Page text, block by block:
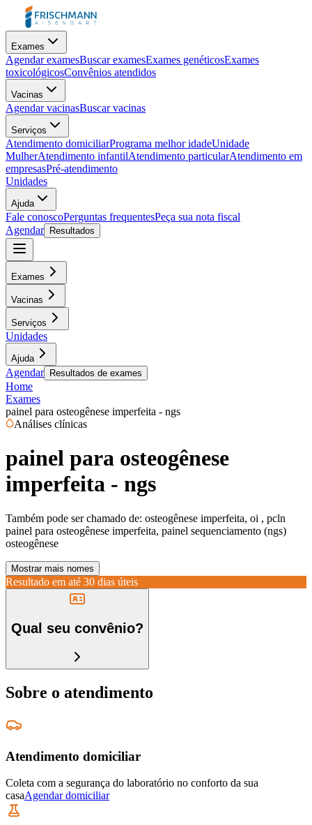
Exames
Agendar examesBuscar examesExames genéticosExames
toxicológicosConvênios atendidos
Vacinas
Agendar vacinasBuscar vacinas
Serviços
Atendimento domiciliarPrograma melhor idadeUnidade
MulherAtendimento infantilAtendimento particularAtendimento em
empresasPré-atendimento
Unidades
Ajuda
Fale conoscoPerguntas frequentesPeça sua nota fiscal
Agendar
Resultados
Exames
Vacinas
Serviços
Unidades
Ajuda
Agendar Resultados de exames
Home
Exames
painel para osteogênese imperfeita - ngs
Análises clínicas
painel para osteogênese
imperfeita - ngs
Também pode ser chamado de: osteogênese imperfeita, oi , pcln
painel para osteogênese imperfeita, painel sequenciamento (ngs)
osteogênese
Mostrar mais nomes
Resultado em até 30 dias úteis
Qual seu convênio?
Sobre o atendimento
Atendimento domiciliar
Coleta com a segurança do laboratório no conforto da sua
casaAgendar domiciliar